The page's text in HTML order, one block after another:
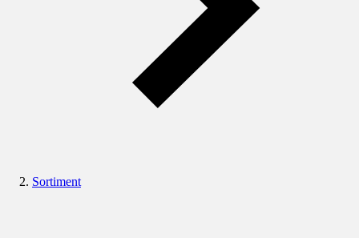
Sortiment